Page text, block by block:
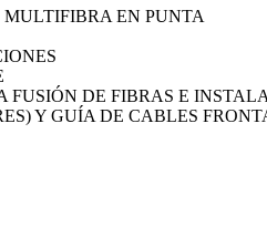
MULTIFIBRA EN PUNTA
DE FIBRAS E
Y GUÍA DE CABLES